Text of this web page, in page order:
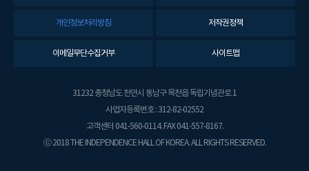
개인정보처리방침 저작권정책
이메일무단수집거부 사이트맵
31232 충청남도 천안시 동남구 목천읍 독립기념관로 1
사업자등록번호 : 312-82-02552
고객센터 041-560-0114. FAX 041-557-8167.
ⓒ 2018 THE INDEPENDENCE HALL OF KOREA. ALL RIGHTS RESERVED.